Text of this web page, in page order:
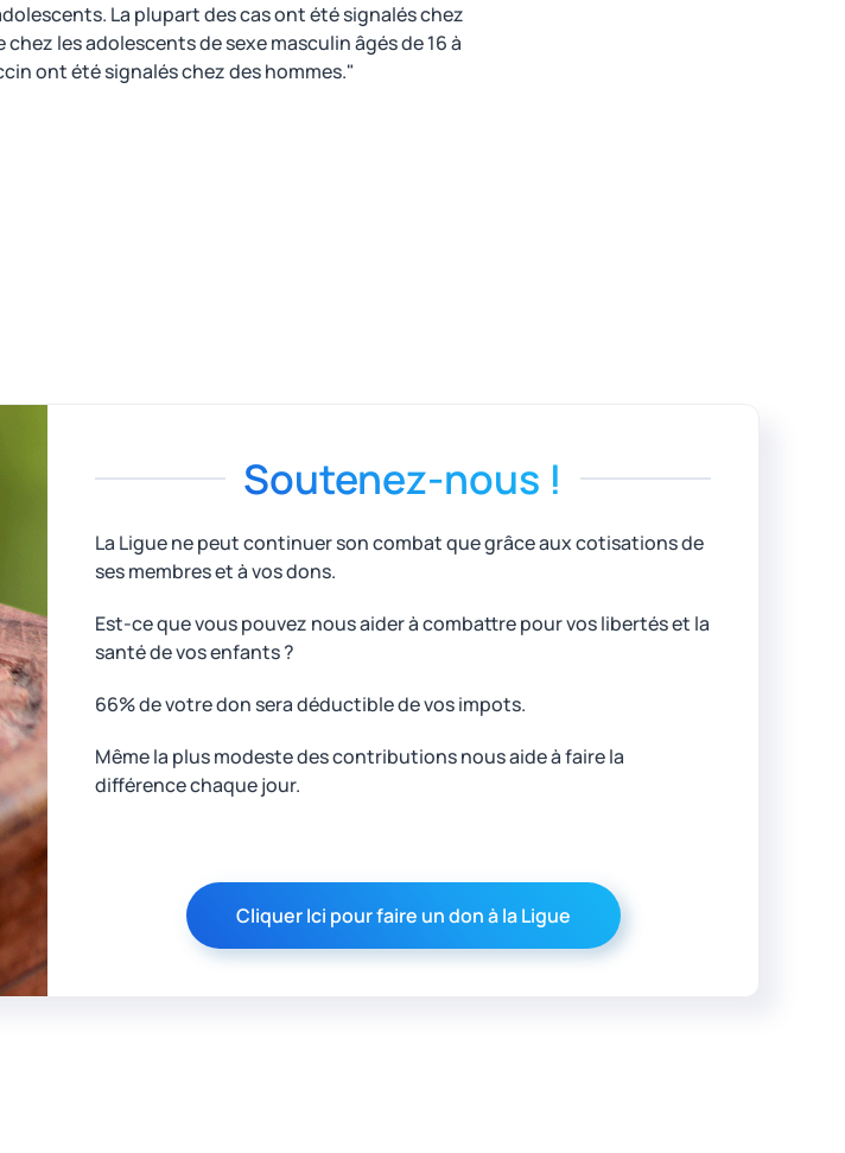
La plupart des cas ont été signalés chez
les adolescents de sexe masculin âgés de 16 à
ont été signalés chez des hommes."
Soutenez-nous !
La Ligue ne peut continuer son combat que grâce aux cotisations de
ses membres et à vos dons.
Est-ce que vous pouvez nous aider à combattre pour vos libertés et la
santé de vos enfants ?
66% de votre don sera déductible de vos impots.
Même la plus modeste des contributions nous aide à faire la
différence chaque jour.
Cliquer Ici pour faire un don à la Ligue